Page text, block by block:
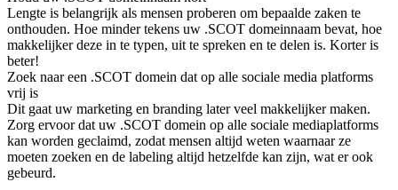
Lengte is belangrijk als mensen proberen om bepaalde zaken te
onthouden. Hoe minder tekens uw .SCOT domeinnaam bevat, hoe
makkelijker deze in te typen, uit te spreken en te delen is. Korter is
beter!
Zoek naar een .SCOT domein dat op alle sociale media platforms
vrij is
Dit gaat uw marketing en branding later veel makkelijker maken.
Zorg ervoor dat uw .SCOT domein op alle sociale mediaplatforms
kan worden geclaimd, zodat mensen altijd weten waarnaar ze
moeten zoeken en de labeling altijd hetzelfde kan zijn, wat er ook
gebeurd.